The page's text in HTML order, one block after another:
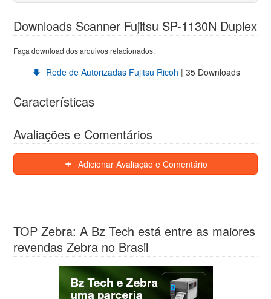
Downloads Scanner Fujitsu SP-1130N Duplex
Faça download dos arquivos relacionados.
Rede de Autorizadas Fujitsu Ricoh | 35 Downloads
Características
Avaliações e Comentários
Adicionar Avaliação e Comentário
TOP Zebra: A Bz Tech está entre as maiores
revendas Zebra no Brasil